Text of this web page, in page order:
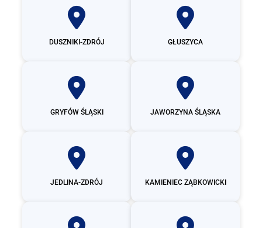
DUSZNIKI-ZDRÓJ GŁUSZYCA
GRYFÓW ŚLĄSKI JAWORZYNA ŚLĄSKA
JEDLINA-ZDRÓJ KAMIENIEC ZĄBKOWICKI